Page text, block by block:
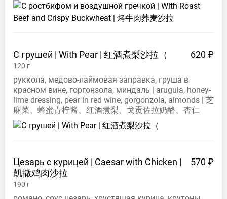
С грушей | With Pear | 红酒煮梨沙拉（ 620 ₽
120 г
руккола, медово-лаймовая заправка, груша в
красном вине, горгонзола, миндаль | arugula, honey-
lime dressing, pear in red wine, gorgonzola, almonds | 芝
麻菜、蜂蜜青柠酱、红酒煮梨、戈贡佐拉奶酪、杏仁
Цезарь с курицей | Caesar with Chicken |
凯撒鸡肉沙拉
570 ₽
190 г